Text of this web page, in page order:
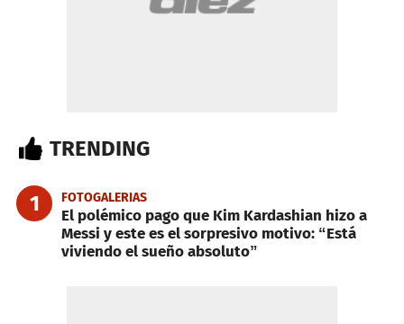
TRENDING
1 FOTOGALERIAS
El polémico pago que Kim Kardashian hizo a
Messi y este es el sorpresivo motivo: “Está
viviendo el sueño absoluto”